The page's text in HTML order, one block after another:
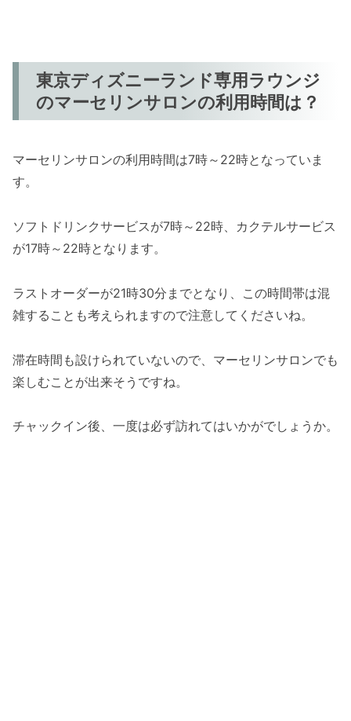
東京ディズニーランド専用ラウンジ
のマーセリンサロンの利用時間は？
マーセリンサロンの利用時間は7時～22時となっていま
す。
ソフトドリンクサービスが7時～22時、カクテルサービス
が17時～22時となります。
ラストオーダーが21時30分までとなり、この時間帯は混
雑することも考えられますので注意してくださいね。
滞在時間も設けられていないので、マーセリンサロンでも
楽しむことが出来そうですね。
チャックイン後、一度は必ず訪れてはいかがでしょうか。